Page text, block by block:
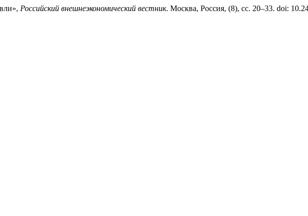
Российский внешнеэкономический вестник. Москва, Россия, (8), сс. 20–33. doi: